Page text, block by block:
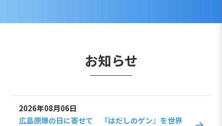
お知らせ
2026年08月06日
広島原爆の日に寄せて 『はだしのゲン』を世界